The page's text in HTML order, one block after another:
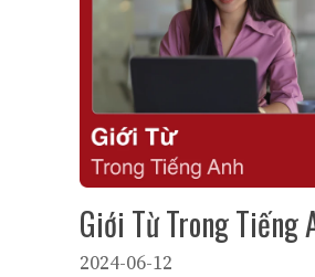
Giới Từ Trong Tiếng
2024-06-12